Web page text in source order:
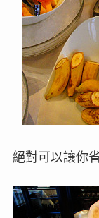
絕對可以讓你